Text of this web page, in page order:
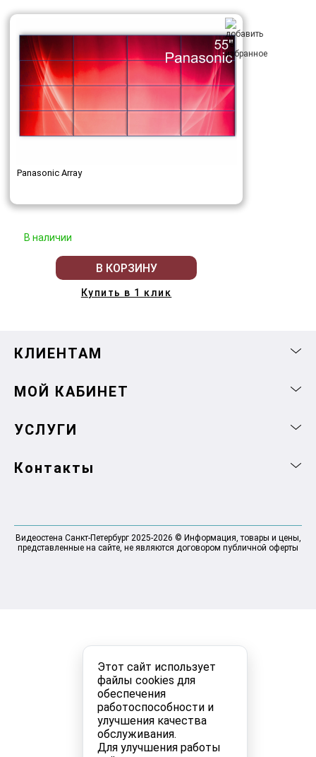
Этот сайт использует
файлы cookies для
обеспечения
работоспособности и
улучшения качества
обслуживания.
Для улучшения работы
Panasonic Array
В наличии
В КОРЗИНУ
Купить в 1 клик
КЛИЕНТАМ
МОЙ КАБИНЕТ
УСЛУГИ
Контакты
Видеостена Санкт-Петербург 2025-2026 © Информация, товары и цены,
представленные на сайте, не являются договором публичной оферты